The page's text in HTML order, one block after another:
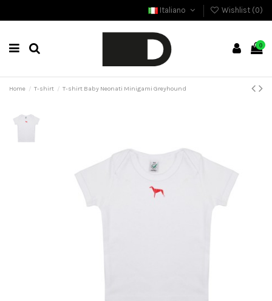
Italiano Wishlist (0)
0
Home T-shirt T-shirt Baby Neonati Minigami Greyhound